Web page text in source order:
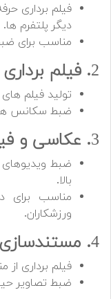
فیلم برداری
دیگر پلتفرم ها.
مناسب برای
2. فیلم
تولید فیلم
ضبط سکانس
3. عکاسی و
ضبط
بالا.
مناسب برای
ورزشکاران.
4
.
فیلم برداری
ضبط تصاویر